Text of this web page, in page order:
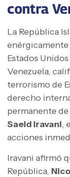
contra
La República
Estados
Venezuela,
terrorismo de
derecho
permanente
Saeid Iravani,
acciones
Iravani afirmó
República,